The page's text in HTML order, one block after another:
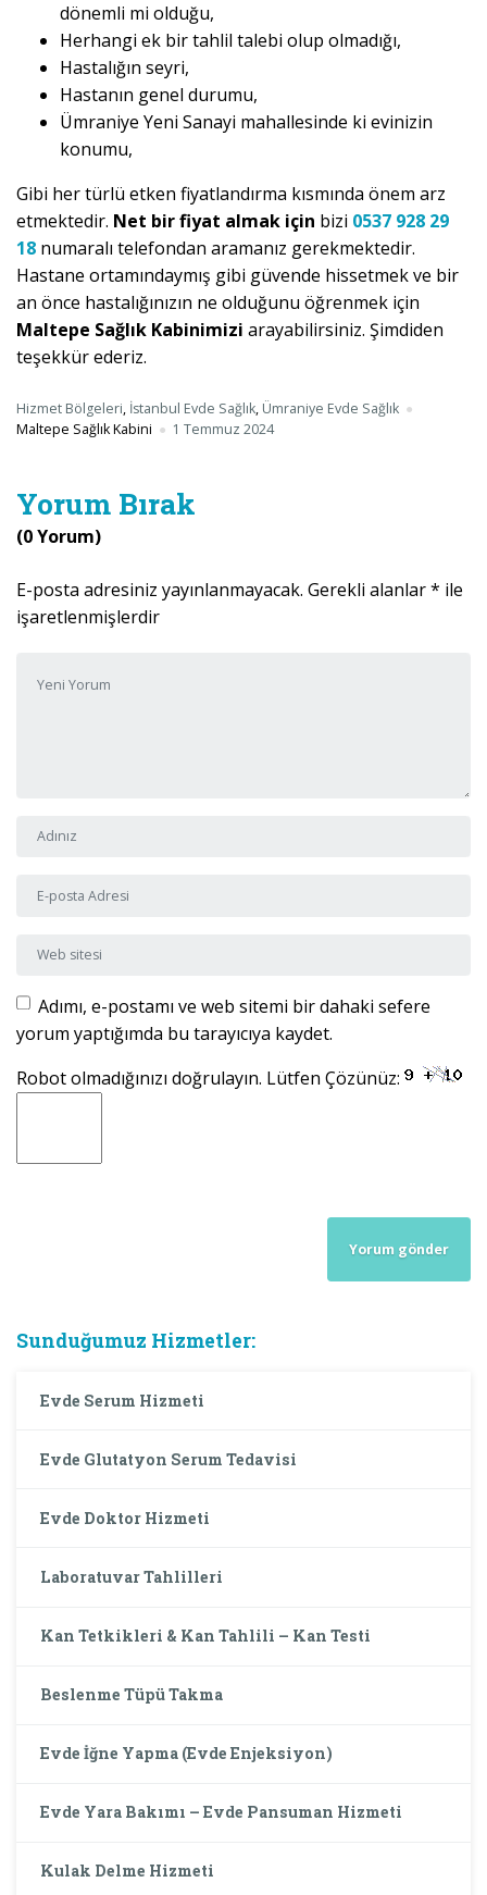
dönemli mi olduğu,
Herhangi ek bir tahlil talebi olup olmadığı,
Hastalığın seyri,
Hastanın genel durumu,
Ümraniye Yeni Sanayi mahallesinde ki evinizin
konumu,
Gibi her türlü etken fiyatlandırma kısmında önem arz
etmektedir. Net bir fiyat almak için bizi 0537 928 29
18 numaralı telefondan aramanız gerekmektedir.
Hastane ortamındaymış gibi güvende hissetmek ve bir
an önce hastalığınızın ne olduğunu öğrenmek için
Maltepe Sağlık Kabinimizi arayabilirsiniz. Şimdiden
teşekkür ederiz.
Hizmet Bölgeleri, İstanbul Evde Sağlık, Ümraniye Evde Sağlık
Maltepe Sağlık Kabini
1 Temmuz 2024
Yorum Bırak
(0 Yorum)
E-posta adresiniz yayınlanmayacak. Gerekli alanlar* ile
işaretlenmişlerdir
Adı ve Soyadı
E-posta Adresi
Web sitesi
Adımı, e-postamı ve web sitemi bir dahaki sefere
yorum yaptığımda bu tarayıcıya kaydet.
Robot olmadığınızı doğrulayın. Lütfen Çözünüz:
Sunduğumuz Hizmetler:
Evde Serum Hizmeti
Evde Glutatyon Serum Tedavisi
Evde Doktor Hizmeti
Laboratuvar Tahlilleri
Kan Tetkikleri & Kan Tahlili – Kan Testi
Beslenme Tüpü Takma
Evde İğne Yapma (Evde Enjeksiyon)
Evde Yara Bakımı – Evde Pansuman Hizmeti
Kulak Delme Hizmeti